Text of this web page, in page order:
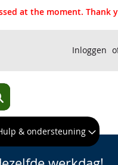
at the moment. Thank
Inloggen
& ondersteuning